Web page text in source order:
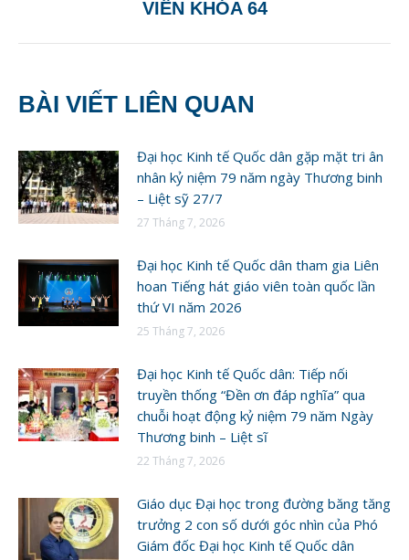
VIÊN KHÓA 64
BÀI VIẾT LIÊN QUAN
Đại học Kinh tế Quốc dân gặp mặt tri ân
nhân kỷ niệm 79 năm ngày Thương binh
– Liệt sỹ 27/7
27 Tháng 7, 2026
Đại học Kinh tế Quốc dân tham gia Liên
hoan Tiếng hát giáo viên toàn quốc lần
thứ VI năm 2026
25 Tháng 7, 2026
Đại học Kinh tế Quốc dân: Tiếp nối
truyền thống “Đền ơn đáp nghĩa” qua
chuỗi hoạt động kỷ niệm 79 năm Ngày
Thương binh – Liệt sĩ
22 Tháng 7, 2026
Giáo dục Đại học trong đường băng tăng
trưởng 2 con số dưới góc nhìn của Phó
Giám đốc Đại học Kinh tế Quốc dân